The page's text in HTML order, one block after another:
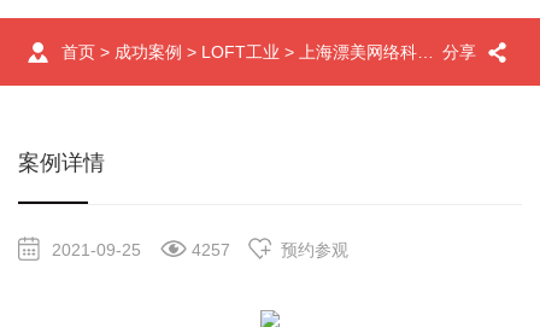
分享
首页 > 成功案例 > LOFT工业 > 上海漂美网络科技有限公司办公楼设计装修案例
案例详情
2021-09-25 4257 预约参观